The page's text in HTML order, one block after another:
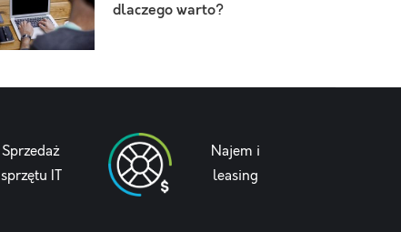
dlaczego warto?
Sprzedaż
sprzętu IT
Najem i
leasing